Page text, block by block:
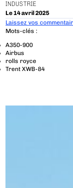
INDUSTRIE
Le 14 avril 2025
Laissez vos
Mots-clés :
A350-900
Airbus
rolls royce
Trent XWB-84